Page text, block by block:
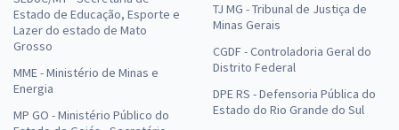
Estado de Educação, Esporte e
Lazer do estado de Mato
Grosso
MME - Ministério de Minas e
Energia
MP GO - Ministério Público do
TJ MG - Tribunal de Justiça de
Minas Gerais
CGDF - Controladoria Geral do
Distrito Federal
DPE RS - Defensoria Pública do
Estado do Rio Grande do Sul